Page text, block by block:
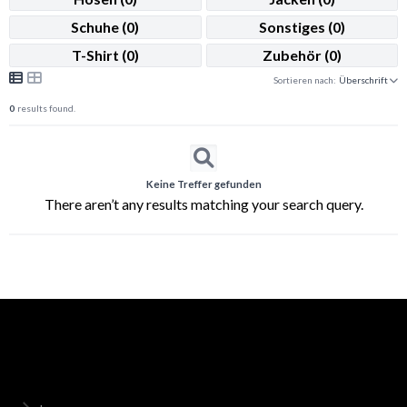
Schuhe (0) Sonstiges (0)
T-Shirt (0) Zubehör (0)
Sortieren nach: Überschrift
0 results found.
Keine Treffer gefunden
There aren’t any results matching your search query.